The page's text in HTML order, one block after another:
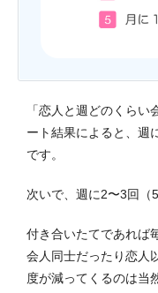
「恋人と週どのくら
ート結果によると、週
です。
次いで、 週に2〜3回（
付き合いたてであれば
会人同士だったり恋人
度が減ってくるのは当